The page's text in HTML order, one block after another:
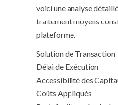
voici une analyse
traitement moyens
plateforme.
Solution de Transaction
Délai de Exécution
Accessibilité des
Coûts Appliqués